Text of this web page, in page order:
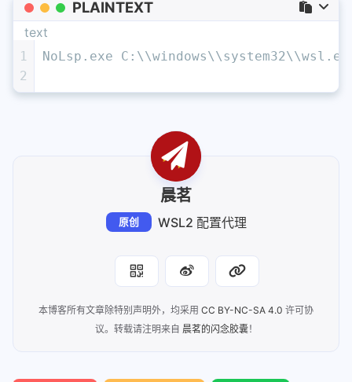
PLAINTEXT
text
1
2
NoLsp.exe
晨茗
原创 WSL2 配置代理
本博客所有文章除特别声明外，均采用 CC BY-NC-SA 4.0 许可协
议。转载请注明来自 晨茗的闪念胶囊！